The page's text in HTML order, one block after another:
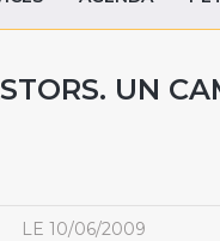
UN
LE 10/06/2009